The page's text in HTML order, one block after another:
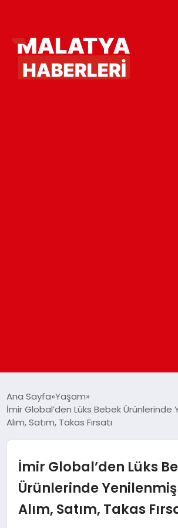
GÜNDEM
DÜNYA
EĞITIM
Ana Sayfa Yaşam
İmir Global’den Lüks Bebek Ürünlerinde
Alım, Satım, Takas Fırsatı
İmir Global’den Lüks
Ürünlerinde Yenilenmiş
Alım, Satım, Takas